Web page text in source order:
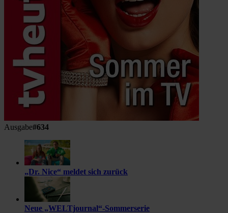
Ausgabe#634
„Dr. Nice“ meldet sich zurück
Neue „WELTjournal“-Sommerserie